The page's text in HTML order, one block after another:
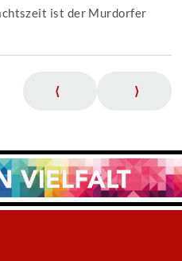
ist der Murdorfer
⟨ ⟩